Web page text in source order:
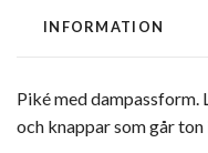
INFORMATION
Piké med
och knappar som går ton